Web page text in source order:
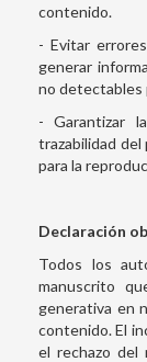
contenido.
- Evitar
generar
no detectables
- Garantizar
trazabilidad
para la
Declaración
Todos los
manuscrito
generativa en
contenido. El
el rechazo del